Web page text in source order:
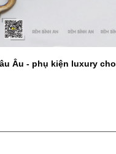
Âu - phụ kiện luxury cho